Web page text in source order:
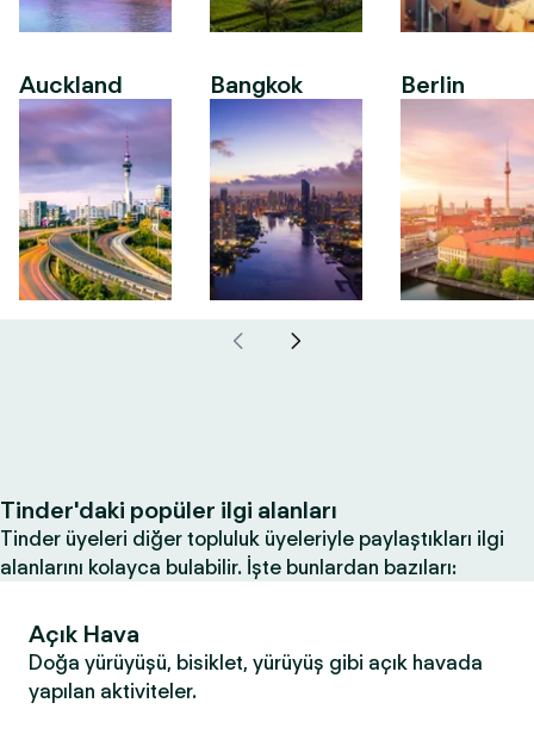
Auckland Bangkok Berlin
Tinder'daki popüler ilgi alanları
Tinder üyeleri diğer topluluk üyeleriyle paylaştıkları ilgi
alanlarını kolayca bulabilir. İşte bunlardan bazıları:
Açık Hava
Doğa yürüyüşü, bisiklet, yürüyüş gibi açık havada
yapılan aktiviteler.